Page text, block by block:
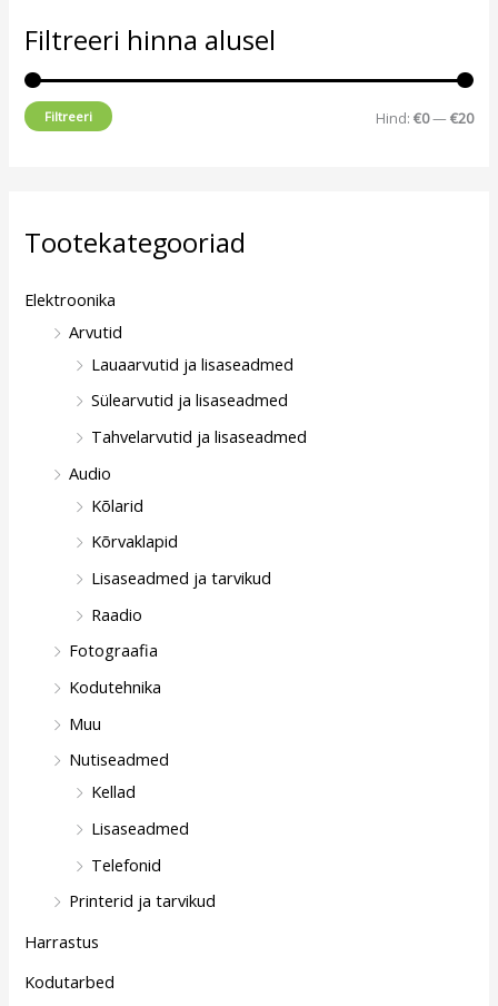
Filtreeri hinna alusel
nl
Filtreeri Hind: €0—€20
Tootekategooriad
Elektroonika
Arvutid
Lauaarvutid ja lisaseadmed
Sülearvutid ja lisaseadmed
Tahvelarvutid ja lisaseadmed
Audio
Kõlarid
Kõrvaklapid
Lisaseadmed ja tarvikud
Raadio
Fotograafia
Kodutehnika
Muu
Nutiseadmed
Kellad
Lisaseadmed
Telefonid
Printerid ja tarvikud
Harrastus
Kodutarbed